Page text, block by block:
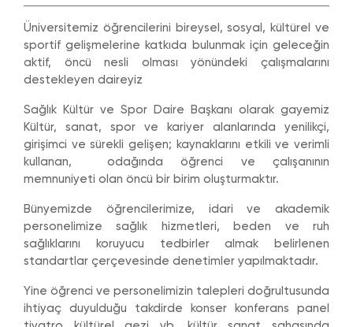
Üniversitemiz öğrencilerini bireysel, sosyal, kültürel ve
sportif gelişmelerine katkıda bulunmak için geleceğin
aktif, öncü nesli olması yönündeki çalışmalarını
destekleyen daireyiz
Sağlık Kültür ve Spor Daire Başkanı olarak gayemiz
Kültür, sanat, spor ve kariyer alanlarında yenilikçi,
girişimci ve sürekli gelişen; kaynaklarını etkili ve verimli
kullanan, odağında öğrenci ve çalışanının
memnuniyeti olan öncü bir birim oluşturmaktır.
Bünyemizde öğrencilerimize, idari ve akademik
personelimize sağlık hizmetleri, beden ve ruh
sağlıklarını koruyucu tedbirler almak belirlenen
standartlar çerçevesinde denetimler yapılmaktadır.
Yine öğrenci ve personelimizin talepleri doğrultusunda
ihtiyaç duyulduğu takdirde konser konferans panel